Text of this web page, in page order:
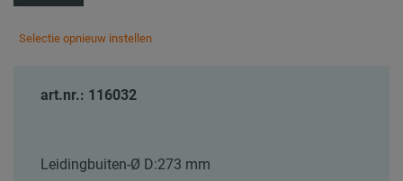
Selectie opnieuw instellen
art.nr.: 116032
Leidingbuiten-Ø D:273 mm